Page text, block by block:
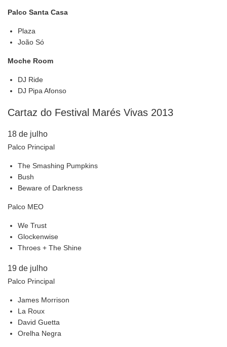
Palco Santa Casa
Plaza
João Só
Moche Room
DJ Ride
DJ Pipa Afonso
Cartaz do Festival Marés Vivas 2013
18 de julho
Palco Principal
The Smashing Pumpkins
Bush
Beware of Darkness
Palco MEO
We Trust
Glockenwise
Throes + The Shine
19 de julho
Palco Principal
James Morrison
La Roux
David Guetta
Orelha Negra